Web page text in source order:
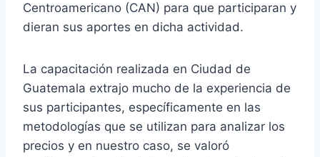
Centroamericano (CAN) para que participaran y
dieran sus aportes en dicha actividad.
La capacitación realizada en Ciudad de
Guatemala extrajo mucho de la experiencia de
sus participantes, específicamente en las
metodologías que se utilizan para analizar los
precios y en nuestro caso, se valoró